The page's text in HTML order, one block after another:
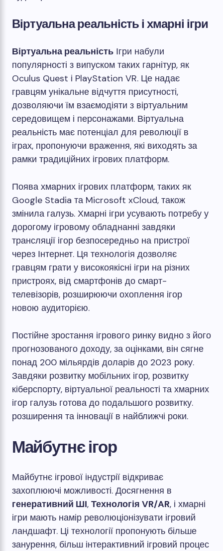
Віртуальна реальність і хмарні ігри
Віртуальна реальність Ігри набули
популярності з випуском таких гарнітур, як
Oculus Quest і PlayStation VR. Це надає
гравцям унікальне відчуття присутності,
дозволяючи їм взаємодіяти з віртуальним
середовищем і персонажами. Віртуальна
реальність має потенціал для революції в
іграх, пропонуючи враження, які виходять за
рамки традиційних ігрових платформ.
Поява хмарних ігрових платформ, таких як
Google Stadia та Microsoft xCloud, також
змінила галузь. Хмарні ігри усувають потребу у
дорогому ігровому обладнанні завдяки
трансляції ігор безпосередньо на пристрої
через Інтернет. Ця технологія дозволяє
гравцям грати у високоякісні ігри на різних
пристроях, від смартфонів до смарт-
телевізорів, розширюючи охоплення ігор
новою аудиторією.
Постійне зростання ігрового ринку видно з його
прогнозованого доходу, за оцінками, він сягне
понад 200 мільярдів доларів до 2023 року.
Завдяки розвитку мобільних ігор, розвитку
кіберспорту, віртуальної реальності та хмарних
ігор галузь готова до подальшого розвитку.
розширення та інновації в найближчі роки.
Майбутнє ігор
Майбутнє ігрової індустрії відкриває
захоплюючі можливості. Досягнення в
генеративний ШІ, Технологія VR/AR, і хмарні
ігри мають намір революціонізувати ігровий
ландшафт. Ці технології пропонують більше
занурення, більш інтерактивний ігровий процес